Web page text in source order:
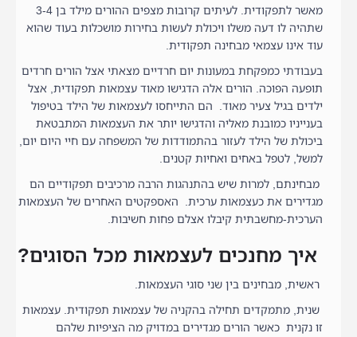
מאשר לתפקודית. לעיתים קרובות מצפים ההורים מילד בן 3-4
שתהיה לו דעה משלו ויכולת לעשות בחירות מושכלות בעוד שהוא
עוד אינו עצמאי מבחינה תפקודית.
בעבודתי כמפקחת במעונות יום חרדיים מצאתי אצל הורים חרדים
תופעה הפוכה. הורים אלה הדגישו מאוד עצמאות תפקודית, אצל
ילדים בגיל צעיר מאוד. הם התייחסו לעצמאות של הילד בטיפול
בענייניו כמובנת מאליה והדגישו יותר את העצמאות המתבטאת
ביכולת של הילד לעזור בהתמודדות של המשפחה עם חיי היום יום,
למשל, לטפל באחים ואחיות קטנים.
מבחינתם, למרות שיש בהתנהגות הרבה מרכיבים תפקודיים הם
מגדירים את כעצמאות ערכית. האספקטים האחרים של העצמאות
הערכית-מחשבתית קיבלו אצלם פחות חשיבות.
איך מחנכים לעצמאות מכל הסוגים?
ראשית, מבחינים בין שני סוגי העצמאות.
שנית, מתמקדים תחילה בהקניה של עצמאות תפקודית. עצמאות
זו נקנית כאשר הורים מגדירים במדויק מה הציפיות שלהם